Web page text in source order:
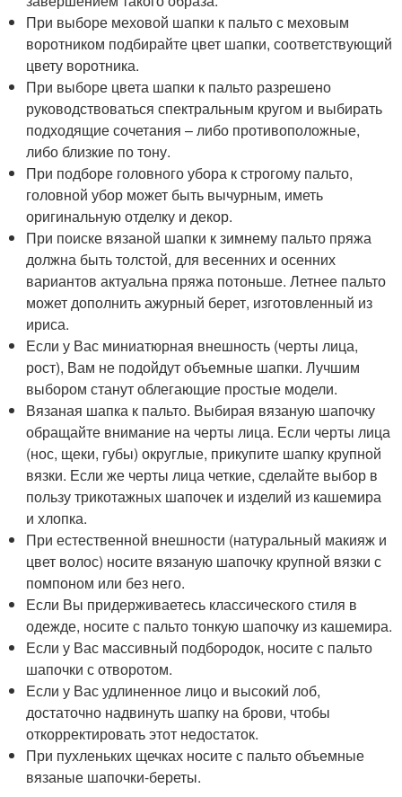
При выборе меховой шапки к пальто с меховым
воротником подбирайте цвет шапки, соответствующий
цвету воротника.
При выборе цвета шапки к пальто разрешено
руководствоваться спектральным кругом и выбирать
подходящие сочетания – либо противоположные,
либо близкие по тону.
При подборе головного убора к строгому пальто,
головной убор может быть вычурным, иметь
оригинальную отделку и декор.
При поиске вязаной шапки к зимнему пальто пряжа
должна быть толстой, для весенних и осенних
вариантов актуальна пряжа потоньше. Летнее пальто
может дополнить ажурный берет, изготовленный из
ириса.
Если у Вас миниатюрная внешность (черты лица,
рост), Вам не подойдут объемные шапки. Лучшим
выбором станут облегающие простые модели.
Вязаная шапка к пальто. Выбирая вязаную шапочку
обращайте внимание на черты лица. Если черты лица
(нос, щеки, губы) округлые, прикупите шапку крупной
вязки. Если же черты лица четкие, сделайте выбор в
пользу трикотажных шапочек и изделий из кашемира
и хлопка.
При естественной внешности (натуральный макияж и
цвет волос) носите вязаную шапочку крупной вязки с
помпоном или без него.
Если Вы придерживаетесь классического стиля в
одежде, носите с пальто тонкую шапочку из кашемира.
Если у Вас массивный подбородок, носите с пальто
шапочки с отворотом.
Если у Вас удлиненное лицо и высокий лоб,
достаточно надвинуть шапку на брови, чтобы
откорректировать этот недостаток.
При пухленьких щечках носите с пальто объемные
вязаные шапочки-береты.